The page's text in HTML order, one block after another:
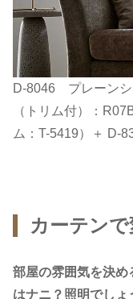
D-8046 プレーンシ
（トリム付）：
ム：T-5419）＋ D-
カーテン
部屋の雰囲気を決め
はナニ？照明でしょ